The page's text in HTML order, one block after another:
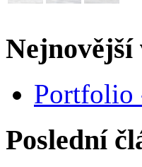
Portfolio
Poslední